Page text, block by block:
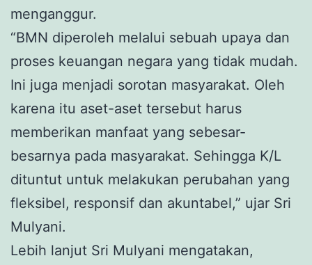
menganggur.
“BMN diperoleh melalui sebuah upaya dan
proses keuangan negara yang tidak mudah.
Ini juga menjadi sorotan masyarakat. Oleh
karena itu aset-aset tersebut harus
memberikan manfaat yang sebesar-
besarnya pada masyarakat. Sehingga K/L
dituntut untuk melakukan perubahan yang
fleksibel, responsif dan akuntabel,” ujar Sri
Mulyani.
Lebih lanjut Sri Mulyani mengatakan,